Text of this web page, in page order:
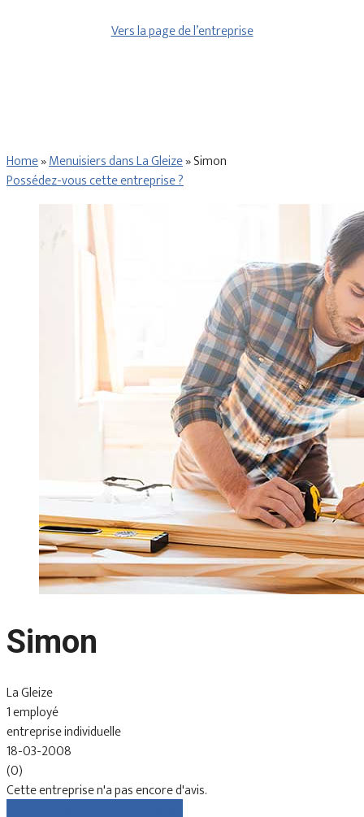
Vers la page de l’entreprise
Home»Menuisiers dans La Gleize»Simon
Possédez-vous cette entreprise ?
Simon
La Gleize
1 employé
entreprise individuelle
18-03-2008
(0)
Cette entreprise n'a pas encore d'avis.